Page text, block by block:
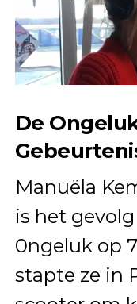
De
Manuëla
is het
0ngeluk op
stapte ze in